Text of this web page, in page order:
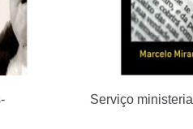
Serviço ministerial